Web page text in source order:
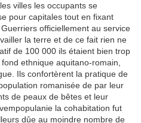
villes les occupants se
pour capitales tout en fixant
officiellement au service
la terre et de ce fait rien ne
de 100 000 ils étaient bien trop
ethnique aquitano-romain,
Ils confortèrent la pratique de
romanisée de par leur
de peaux de bêtes et leur
la cohabitation fut
dûe au moindre nombre de